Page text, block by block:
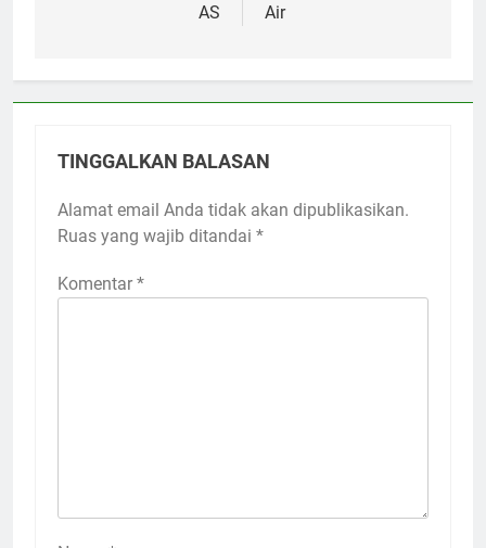
AS
Air
TINGGALKAN BALASAN
Alamat email Anda tidak akan dipublikasikan.
Ruas yang wajib ditandai *
Komentar *